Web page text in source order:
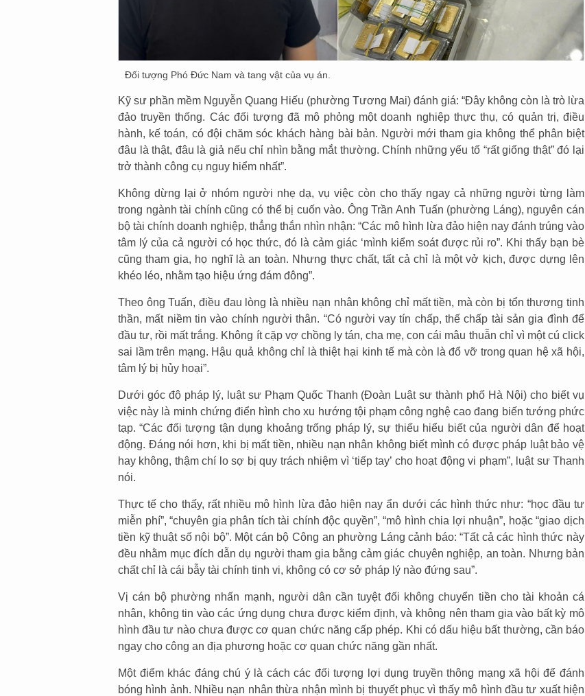
Đối tượng Phó Đức Nam và tang vật của vụ án.
Kỹ sư phần mềm Nguyễn Quang Hiếu (phường Tương Mai) đánh giá: “Đây không còn là trò lừa
đảo truyền thống. Các đối tượng đã mô phỏng một doanh nghiệp thực thụ, có quản trị, điều
hành, kế toán, có đội chăm sóc khách hàng bài bản. Người mới tham gia không thể phân biệt
đâu là thật, đâu là giả nếu chỉ nhìn bằng mắt thường. Chính những yếu tố “rất giống thật” đó lại
trở thành công cụ nguy hiểm nhất”.
Không dừng lại ở nhóm người nhẹ dạ, vụ việc còn cho thấy ngay cả những người từng làm
trong ngành tài chính cũng có thể bị cuốn vào. Ông Trần Anh Tuấn (phường Láng), nguyên cán
bộ tài chính doanh nghiệp, thẳng thắn nhìn nhận: “Các mô hình lừa đảo hiện nay đánh trúng vào
tâm lý của cả người có học thức, đó là cảm giác ‘mình kiểm soát được rủi ro”. Khi thấy bạn bè
cũng tham gia, họ nghĩ là an toàn. Nhưng thực chất, tất cả chỉ là một vở kịch, được dựng lên
khéo léo, nhằm tạo hiệu ứng đám đông”.
Theo ông Tuấn, điều đau lòng là nhiều nạn nhân không chỉ mất tiền, mà còn bị tổn thương tinh
thần, mất niềm tin vào chính người thân. “Có người vay tín chấp, thế chấp tài sản gia đình để
đầu tư, rồi mất trắng. Không ít cặp vợ chồng ly tán, cha mẹ, con cái mâu thuẫn chỉ vì một cú click
sai lầm trên mạng. Hậu quả không chỉ là thiệt hại kinh tế mà còn là đổ vỡ trong quan hệ xã hội,
tâm lý bị hủy hoại”.
Dưới góc độ pháp lý, luật sư Phạm Quốc Thanh (Đoàn Luật sư thành phố Hà Nội) cho biết vụ
việc này là minh chứng điển hình cho xu hướng tội phạm công nghệ cao đang biến tướng phức
tạp. “Các đối tượng tận dụng khoảng trống pháp lý, sự thiếu hiểu biết của người dân để hoạt
động. Đáng nói hơn, khi bị mất tiền, nhiều nạn nhân không biết mình có được pháp luật bảo vệ
hay không, thậm chí lo sợ bị quy trách nhiệm vì ‘tiếp tay’ cho hoạt động vi phạm”, luật sư Thanh
nói.
Thực tế cho thấy, rất nhiều mô hình lừa đảo hiện nay ẩn dưới các hình thức như: “học đầu tư
miễn phí”, “chuyên gia phân tích tài chính độc quyền”, “mô hình chia lợi nhuận”, hoặc “giao dịch
tiền kỹ thuật số nội bộ”. Một cán bộ Công an phường Láng cảnh báo: “Tất cả các hình thức này
đều nhằm mục đích dẫn dụ người tham gia bằng cảm giác chuyên nghiệp, an toàn. Nhưng bản
chất chỉ là cái bẫy tài chính tinh vi, không có cơ sở pháp lý nào đứng sau”.
Vị cán bộ phường nhấn mạnh, người dân cần tuyệt đối không chuyển tiền cho tài khoản cá
nhân, không tin vào các ứng dụng chưa được kiểm định, và không nên tham gia vào bất kỳ mô
hình đầu tư nào chưa được cơ quan chức năng cấp phép. Khi có dấu hiệu bất thường, cần báo
ngay cho công an địa phương hoặc cơ quan chức năng gần nhất.
Một điểm khác đáng chú ý là cách các đối tượng lợi dụng truyền thông mạng xã hội để đánh
bóng hình ảnh. Nhiều nạn nhân thừa nhận mình bị thuyết phục vì thấy mô hình đầu tư xuất hiện